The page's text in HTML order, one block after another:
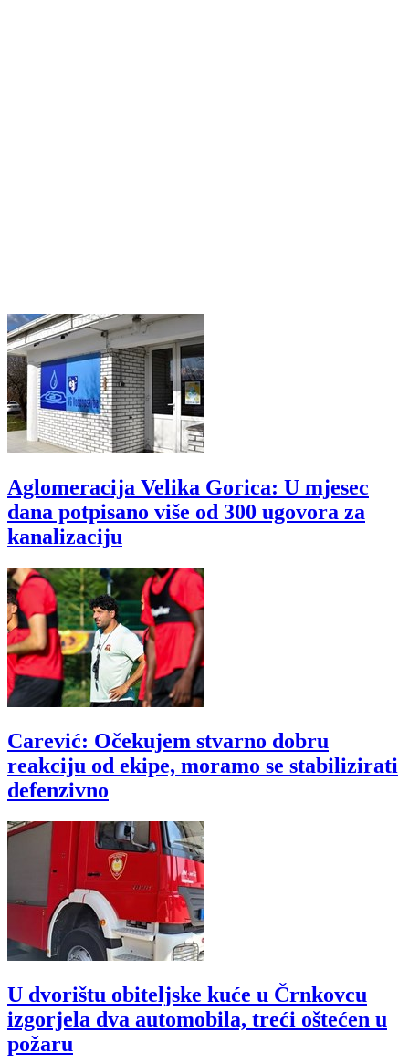
Aglomeracija Velika Gorica: U mjesec
dana potpisano više od 300 ugovora za
kanalizaciju
Carević: Očekujem stvarno dobru
reakciju od ekipe, moramo se stabilizirati
defenzivno
U dvorištu obiteljske kuće u Črnkovcu
izgorjela dva automobila, treći oštećen u
požaru